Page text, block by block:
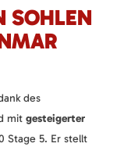
SOHLEN
des
mit gesteigerter
Stage 5. Er stellt